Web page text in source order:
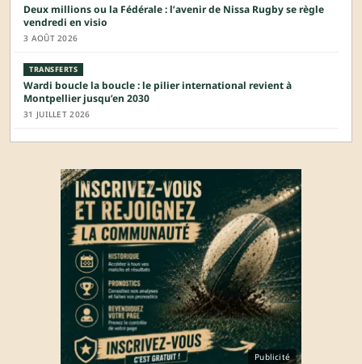
Deux millions ou la Fédérale : l’avenir de Nissa Rugby se règle
vendredi en visio
3 AOÛT 2026
TRANSFERTS
Wardi boucle la boucle : le pilier international revient à
Montpellier jusqu’en 2030
31 JUILLET 2026
Publicité